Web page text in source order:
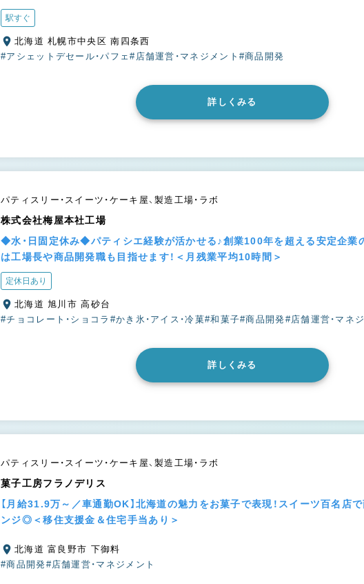
駅すぐ
北海道 札幌市中央区 南四条西
#アシェットデセール・パフェ#店舗運営・マネジメント #商品開発
詳しくみる
パティスリー・スイーツ・ケーキ屋、製造工場・ラボ
株式会社梅屋本社工場
◆水・日固定休み◆パティシエ経験が活かせる♪創業100年を超える安定企業
は工場長や商品開発職も目指せます！＜月残業平均10時間＞
定休日あり
北海道 旭川市 高砂台
#チョコレート・ショコラ #かき氷・アイス・冷菓#和菓子#商品開発#店舗運営・マネ
詳しくみる
パティスリー・スイーツ・ケーキ屋、製造工場・ラボ
菓子工房フラノデリス
【月給31.9万～／車通勤OK】北海道の魅力をお菓子で表現！スイーツ百名店
ンジ◎＜移住支援金＆住宅手当あり＞
北海道 富良野市 下御料
#商品開発#店舗運営・マネジメント